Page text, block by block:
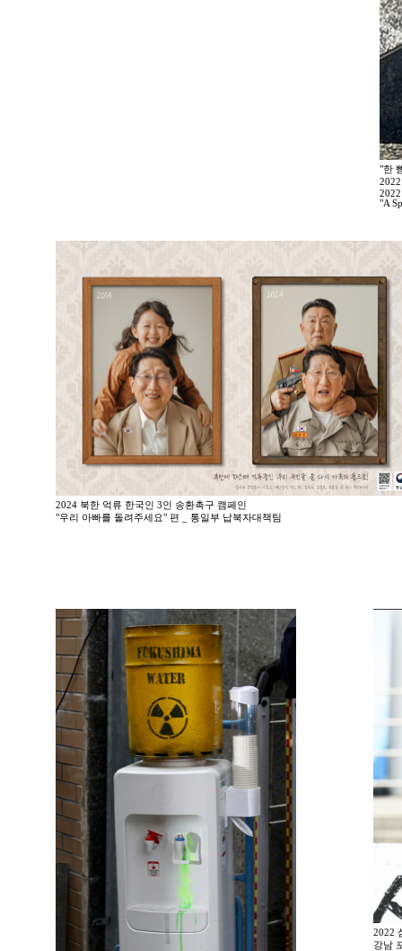
"한
"A
2024 북한 억류 한국인 3인 송환촉구 캠페인
"우리 아빠를 돌려주세요" 편 _ 통일부 납북자대책팀
2022
강남